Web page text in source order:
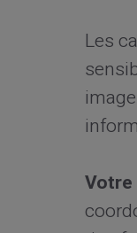
Les
Votre